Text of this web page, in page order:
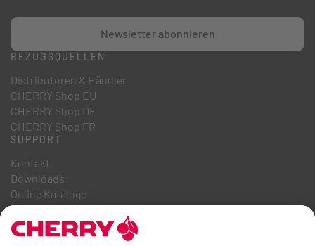
Newsletter abonnieren
BEZUGSQUELLEN
Distributoren & Händler
CHERRY Shop EU
CHERRY Shop DE
CHERRY Shop FR
SUPPORT
Kontakt
Downloads
Online Kataloge
FAQ
ÜBER UNS